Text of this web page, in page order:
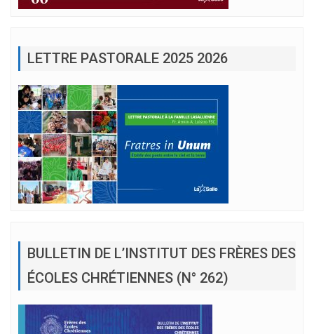
LETTRE PASTORALE 2025 2026
BULLETIN DE L’INSTITUT DES FRÈRES DES
ÉCOLES CHRÉTIENNES (N° 262)